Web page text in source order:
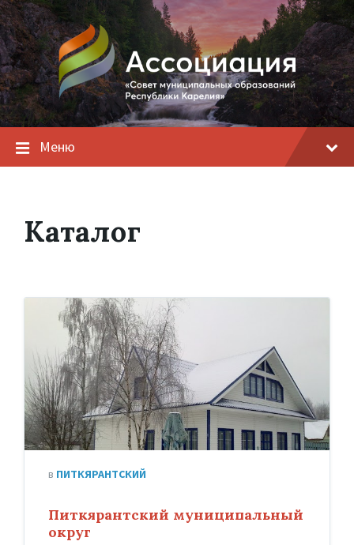
Меню
Каталог
в ПИТКЯРАНТСКИЙ
Питкярантский муниципальный
округ